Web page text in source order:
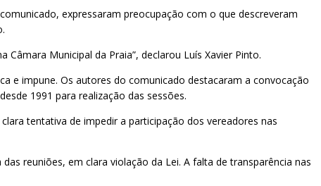
expressaram preocupação com o que descreveram
Municipal da Praia”, declarou Luís Xavier Pinto.
e impune. Os autores do comunicado destacaram a convocação
1991 para realização das sessões.
tentativa de impedir a participação dos vereadores nas
reuniões, em clara violação da Lei. A falta de transparência nas